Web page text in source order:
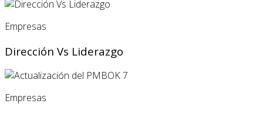
Empresas
Dirección Vs Liderazgo
Empresas